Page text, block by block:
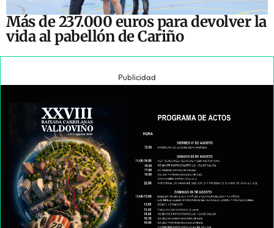
Más de 237.000 euros para devolver la
vida al pabellón de Cariño
Publicidad